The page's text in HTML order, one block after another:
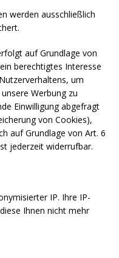
werden ausschließlich
auf Grundlage von
berechtigtes Interesse
um
Werbung zu
Einwilligung abgefragt
von Cookies),
auf Grundlage von Art. 6
jederzeit widerrufbar.
IP. Ihre IP-
Ihnen nicht mehr